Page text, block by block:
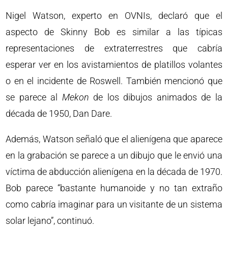
Nigel Watson, experto en OVNIs, declaró que el
aspecto de Skinny Bob es similar a las típicas
representaciones de extraterrestres que cabría
esperar ver en los avistamientos de platillos volantes
o en el incidente de Roswell. También mencionó que
se parece al Mekon de los dibujos animados de la
década de 1950, Dan Dare.
Además, Watson señaló que el alienígena que aparece
en la grabación se parece a un dibujo que le envió una
víctima de abducción alienígena en la década de 1970.
Bob parece “bastante humanoide y no tan extraño
como cabría imaginar para un visitante de un sistema
solar lejano”, continuó.